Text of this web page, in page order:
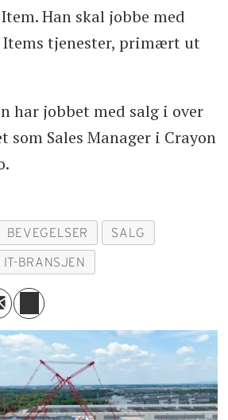
Han skal jobbe med
Items tjenester, primært ut
har jobbet med salg i over
som Sales Manager i Crayon
BEVEGELSER SALG
IT-BRANSJEN